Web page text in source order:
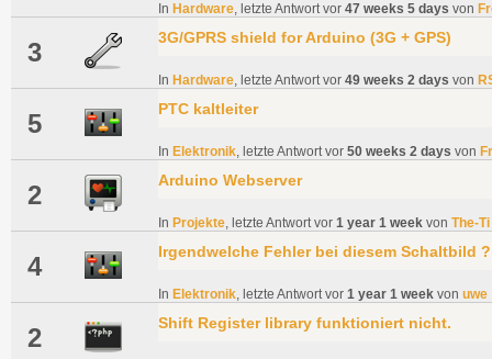
In Hardware, letzte Antwort vor 47 weeks 5 days von
3 3G/GPRS shield for Arduino (3G + GPS)
In Hardware, letzte Antwort vor 49 weeks 2 days von
5 PTC kaltleiter
In Elektronik, letzte Antwort vor 50 weeks 2 days von
2 Arduino Webserver
In Projekte, letzte Antwort vor 1 year 1 week von The-Ti
4 Irgendwelche Fehler bei diesem Schaltbild ?
In Elektronik, letzte Antwort vor 1 year 1 week von uwe
2 Shift Register library funktioniert nicht.